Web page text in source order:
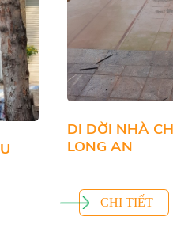
DI DỜI NHÀ
LONG AN
CHI TIẾT